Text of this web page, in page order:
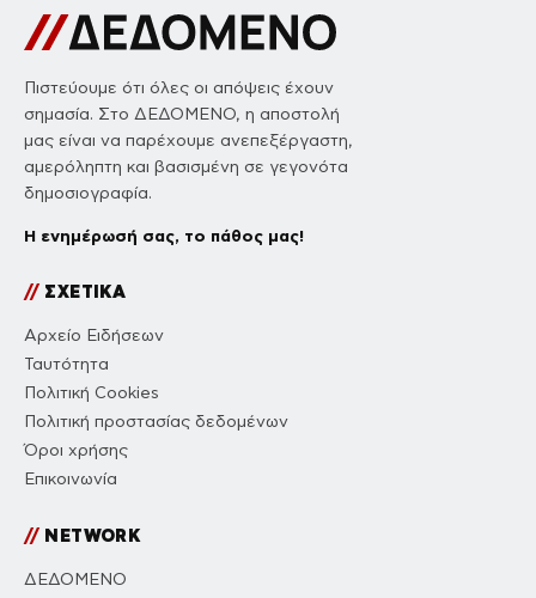
Πιστεύουμε ότι όλες οι απόψεις έχουν
σημασία. Στο ΔΕΔΟΜΕΝΟ, η αποστολή
μας είναι να παρέχουμε ανεπεξέργαστη,
αμερόληπτη και βασισμένη σε γεγονότα
δημοσιογραφία.
Η ενημέρωσή σας, το πάθος μας!
//ΣΧΕΤΙΚΑ
Αρχείο Ειδήσεων
Ταυτότητα
Πολιτική Cookies
Πολιτική προστασίας δεδομένων
Όροι χρήσης
Επικοινωνία
//NETWORK
ΔΕΔΟΜΕΝΟ